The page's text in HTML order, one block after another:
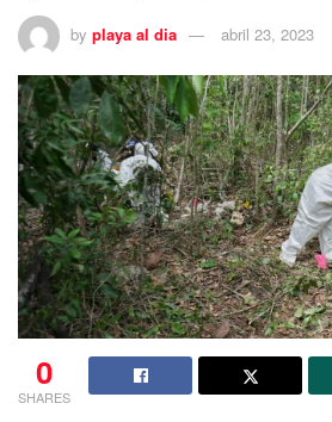
by playa al dia abril 23, 2023
0
SHARES